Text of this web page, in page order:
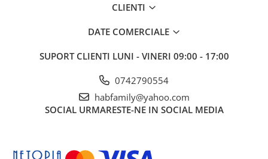
CLIENTI
DATE COMERCIALE
SUPORT CLIENTI LUNI - VINERI 09:00 - 17:00
0742790554
habfamily@yahoo.com
SOCIAL URMARESTE-NE IN SOCIAL MEDIA